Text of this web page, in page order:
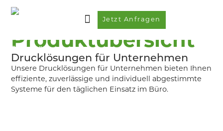
Jetzt Anfragen
Produktübersicht
Drucklösungen für Unternehmen
Unsere Drucklösungen für Unternehmen bieten Ihnen
effiziente, zuverlässige und individuell abgestimmte
Systeme für den täglichen Einsatz im Büro.